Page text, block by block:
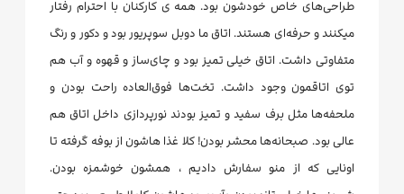
طراحی‌های خاص خودشون بود. همه ی کارکنان با احترام رفتار
میکنند و حرفه‌ای هستند. اتاق ما دوبل سوپریور بود و دکور و رنگ
متفاوتی داشت. اتاق خیلی تمیز بود و چای‌ساز و قهوه و آب هم
توی اتاقمون وجود داشت. تخت‌ها فوق‌العاده راحت بودن و
ملحفه‌ها مثل برف سفید و تمیز بودند نورپردازی داخل اتاق هم
عالی بود. صبحانه‌ها محشر بودن! کلا غذا هاشون از بوفه گرفته تا
اونایی که از منو سفارش دادیم ، همشون خوشمزه بودن.